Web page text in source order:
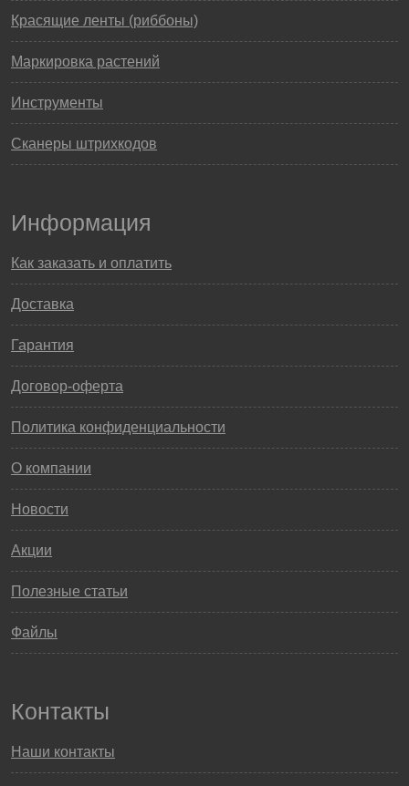
Красящие ленты (риббоны)
Маркировка растений
Инструменты
Сканеры штрихкодов
Информация
Как заказать и оплатить
Доставка
Гарантия
Договор-оферта
Политика конфиденциальности
О компании
Новости
Акции
Полезные статьи
Файлы
Контакты
Наши контакты